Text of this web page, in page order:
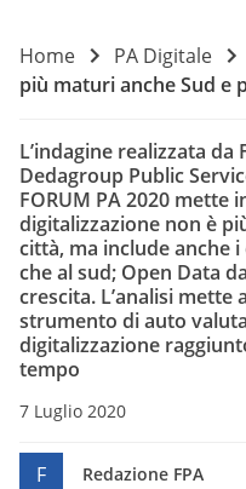
Home PA Digitale
più maturi anche Sud e
L’indagine realizzata da
Dedagroup Public
FORUM PA 2020 mette
digitalizzazione non è
città, ma include anche
che al sud; Open Data
crescita. L’analisi
strumento di auto
digitalizzazione
tempo
7 Luglio 2020
F Redazione FPA